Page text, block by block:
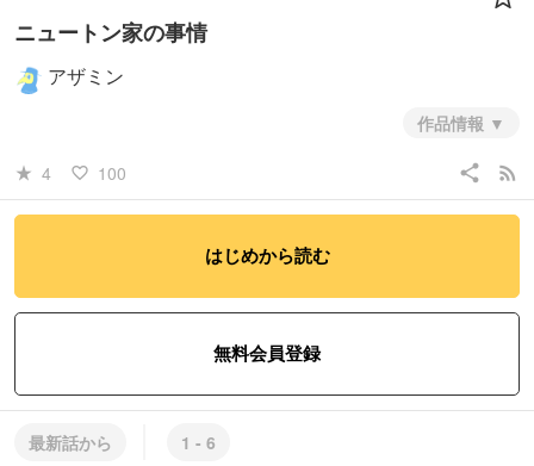
ニュートン家の事情
アザミン
作品情報
star_rate 4 favorite_border 100 share rss_feed
はじめから読む
無料会員登録
最新話から 1 - 6